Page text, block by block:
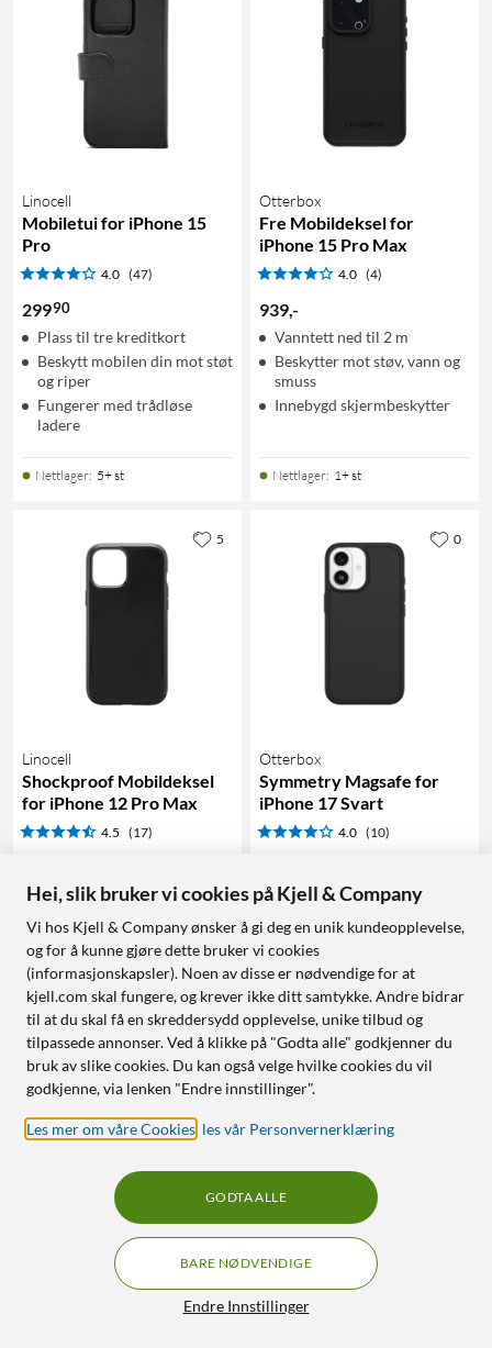
Linocell
Mobiletui for iPhone 15
Pro
4.0 (47)
29990
Plass til tre kreditkort
Beskytt mobilen din mot støt
og riper
Fungerer med trådløse
ladere
Nettlager: 5+ st
Otterbox
Fre Mobildeksel for
iPhone 15 Pro Max
4.0 (4)
939,-
Vanntett ned til 2 m
Beskytter mot støv, vann og
smuss
Innebygd skjermbeskytter
Nettlager: 1+ st
Linocell
Shockproof Mobildeksel
for iPhone 12 Pro Max
4.5 (17)
Støtbestandig
Nettlager: 100+ st
5
Otterbox
Symmetry Magsafe for
iPhone 17 Svart
4.0 (10)
Finnes i 2 varianter
Beskytter mot støt
Slank og elegant design
Magsafe-støtte for trådløs
lading og tilbehør
Nettlager: 20+ st
0
Hei, slik bruker vi cookies på Kjell & Company
Vi hos Kjell & Company ønsker å gi deg en unik kundeopplevelse,
og for å kunne gjøre dette bruker vi cookies
(informasjonskapsler). Noen av disse er nødvendige for at
kjell.com skal fungere, og krever ikke ditt samtykke. Andre bidrar
til at du skal få en skreddersydd opplevelse, unike tilbud og
tilpassede annonser. Ved å klikke på "Godta alle" godkjenner du
bruk av slike cookies. Du kan også velge hvilke cookies du vil
godkjenne, via lenken "Endre innstillinger".
Les mer om våre Cookies les vår Personvernerklæring
Endre Innstillinger
BARE NØDVENDIGE
GODTA ALLE